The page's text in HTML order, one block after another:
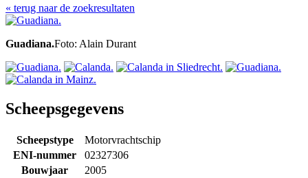
« terug naar de zoekresultaten
Guadiana.Foto: Alain Durant
Scheepsgegevens
Scheepstype
Motorvrachtschip
ENI-nummer
02327306
Bouwjaar
2005